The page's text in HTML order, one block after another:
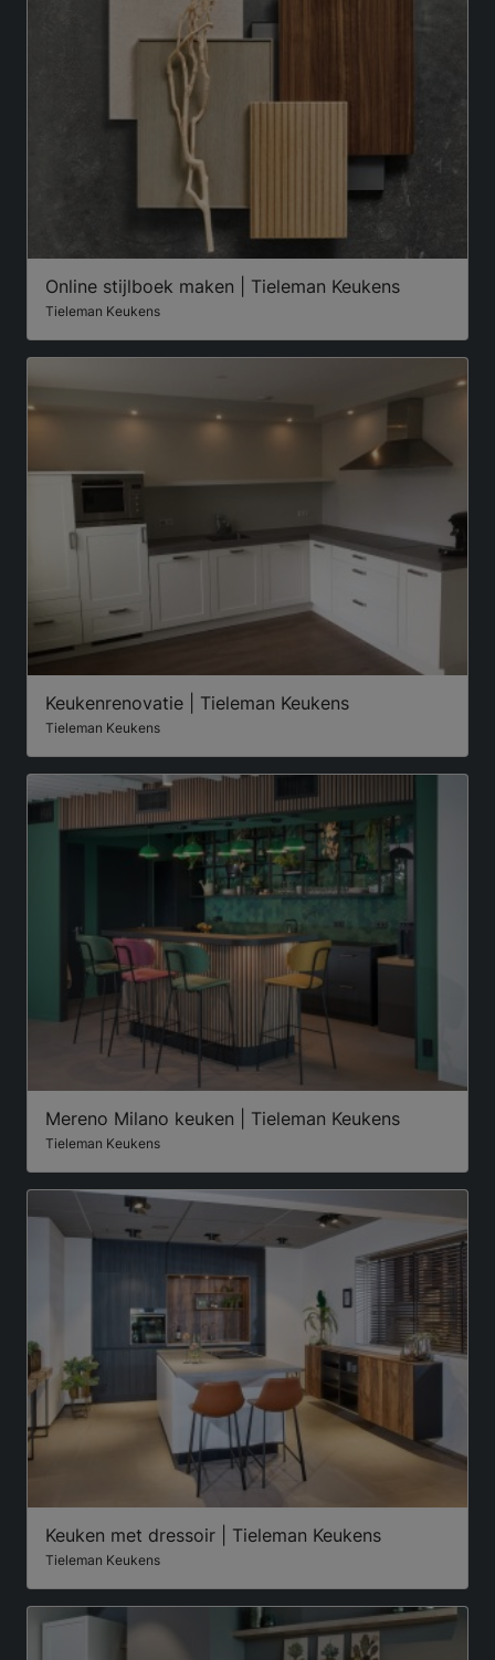
Online stijlboek maken | Tieleman Keukens
Tieleman Keukens
Keukenrenovatie | Tieleman Keukens
Tieleman Keukens
Mereno Milano keuken | Tieleman Keukens
Tieleman Keukens
Keuken met dressoir | Tieleman Keukens
Tieleman Keukens